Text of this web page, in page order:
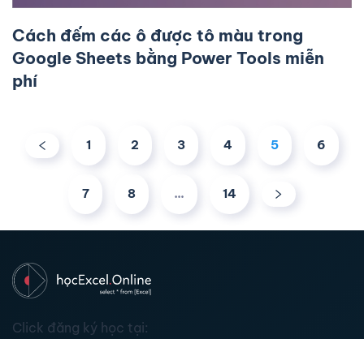
Cách đếm các ô được tô màu trong
Google Sheets bằng Power Tools miễn
phí
1 2 3 4 5 6
7 8 … 14
Click đăng ký học tại: